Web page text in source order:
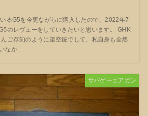
るG5を今更ながらに購入したので、2022年7
のレヴューをしていきたいと思います。 GHK
ご存知のように架空銃でして、私自身も全然
なか...
サバゲーエアガン